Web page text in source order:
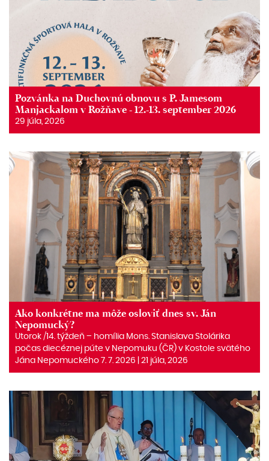
Pozvánka na Duchovnú obnovu s P. Jamesom
Manjackalom v Rožňave - 12.-13. september 2026
29 júla, 2026
Ako konkrétne ma môže osloviť dnes sv. Ján
Nepomucký?
Utorok /14. týždeň – homília Mons. Stanislava Stolárika
počas diecéznej púte v Nepomuku (ČR) v Kostole svätého
Jána Nepomuckého 7. 7. 2026 | 21 júla, 2026